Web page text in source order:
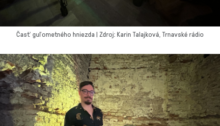
Časť guľometného hniezda | Zdroj: Karin Talajková, Trnavské rádio